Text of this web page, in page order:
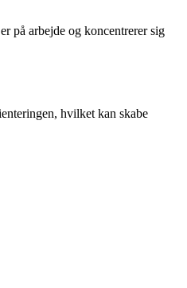
på arbejde og koncentrerer sig
hvilket kan skabe